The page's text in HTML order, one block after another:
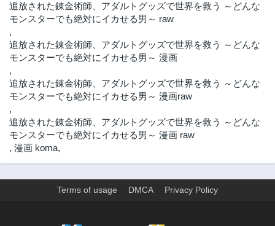
第54話
8ヶ月前
第53話
8ヶ月前
第52話
8ヶ月前
第51話
8ヶ月前
8ヶ月前 8ヶ月前
8ヶ月前 8ヶ月前
第46話
8ヶ月前
第45話
8ヶ月前
追放された錬金術師、アダルトグッズで世界を救う ～どんな
モンスターでも絶対にイカせる男～ raw
,
追放された錬金術師、アダルトグッズで世界を救う ～どんな
モンスターでも絶対にイカせる男～ 漫画
,
追放された錬金術師、アダルトグッズで世界を救う ～どんな
モンスターでも絶対にイカせる男～ 漫画raw
,
追放された錬金術師、アダルトグッズで世界を救う ～どんな
モンスターでも絶対にイカせる男～ 漫画 raw
, 漫画 koma,
Terms of usage DMCA Privacy Policy